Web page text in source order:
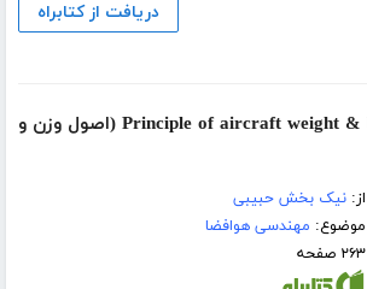
دریافت از کتابراه
دانلود کتاب Principle of aircraft weight & balance‬ (اصول وزن و
از:نیک بخش حبیبی
موضوع: مهندسی هوافضا
۲۶۳ صفحه